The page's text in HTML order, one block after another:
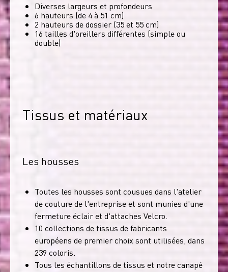
Diverses largeurs et profondeurs
6 hauteurs (de 4 à 51 cm)
2 hauteurs de dossier (35 et 55 cm)
16 tailles d'oreillers différentes (simple ou
double)
Tissus et matériaux
Les housses
Toutes les housses sont cousues dans l'atelier
de couture de l'entreprise et sont munies d'une
fermeture éclair et d'attaches Velcro.
10 collections de tissus de fabricants
européens de premier choix sont utilisées, dans
239 coloris.
Tous les échantillons de tissus et notre canapé